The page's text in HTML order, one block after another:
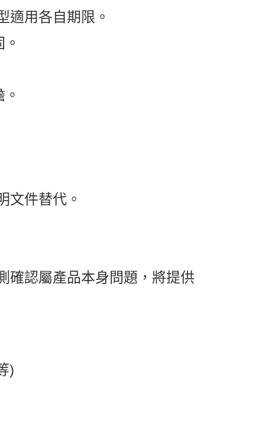
適用各自期限。
文件替代。
確認屬產品本身問題，將提供
)